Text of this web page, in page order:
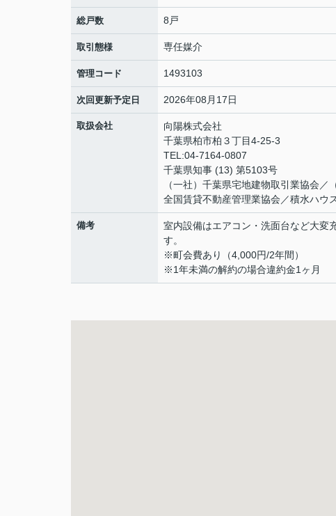
総戸数 8戸
取引態様 専任媒介
管理コード 1493103
次回更新予定日 2026年08月17日
取扱会社
向陽株式会社
千葉県柏市柏３丁目4-25-3
TEL:04-7164-0807
千葉県知事 (13) 第5103号
（一社）千葉県宅地建物取引業協会
全国賃貸不動産管理業協会／積水ハ
備考
室内設備はエアコン・洗面台など大変
す。
※町会費あり（4,000円/2年間）
※1年未満の解約の場合違約金1ヶ月